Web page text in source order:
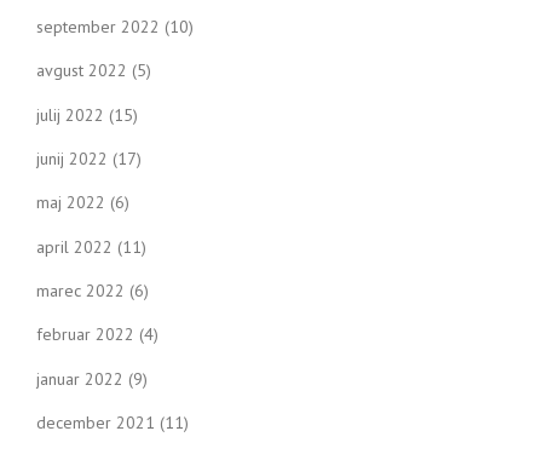
september 2022 (10)
avgust 2022 (5)
julij 2022 (15)
junij 2022 (17)
maj 2022 (6)
april 2022 (11)
marec 2022 (6)
februar 2022 (4)
januar 2022 (9)
december 2021 (11)